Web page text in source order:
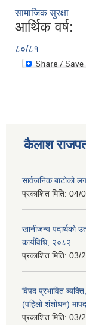
सामाजिक सुरक्षा
आर्थिक वर्ष:
८०/८१
कैलाश
सार्वजनिक बाटोको
प्रकाशित मिति: 04/
खानीजन्य पदार्थको
कार्यविधि, २०८२
प्रकाशित मिति: 03/
विपद प्रभावित
(पहिलो शंशोधन)
प्रकाशित मिति: 03/